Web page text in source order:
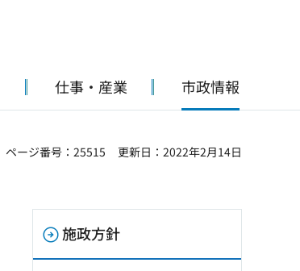
仕事・産業 市政情報
ページ番号：25515
更新日：2022年2月14日
施政方針